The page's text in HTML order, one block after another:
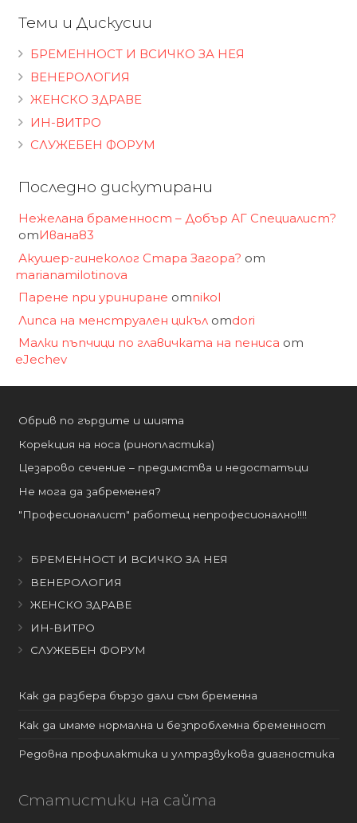
Теми и Дискусии
БРЕМЕННОСТ И ВСИЧКО ЗА НЕЯ
ВЕНЕРОЛОГИЯ
ЖЕНСКО ЗДРАВЕ
ИН-ВИТРО
СЛУЖЕБЕН ФОРУМ
Последно дискутирани
Нежелана браменност – Добър АГ Специалист?
отИвана83
Акушер-гинеколог Стара Загора? от
marianamilotinova
Парене при уриниране отnikol
Липса на менструален цикълотdori
Малки пъпчици по главичката на пениса от
eJechev
Обрив по гърдите и шията
Корекция на носа (ринопластика)
Цезарово сечение – предимства и недостатъци
Не мога да забременея?
"Професионалист" работещ непрофесионално!!!!
БРЕМЕННОСТ И ВСИЧКО ЗА НЕЯ
ВЕНЕРОЛОГИЯ
ЖЕНСКО ЗДРАВЕ
ИН-ВИТРО
СЛУЖЕБЕН ФОРУМ
Как да разбера бързо дали съм бременна
Как да имаме нормална и безпроблемна бременност
Редовна профилактика и ултразвукова диагностика
Статистики на сайта